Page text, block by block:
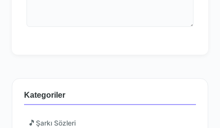
Kategoriler
🎵 Şarkı Sözleri